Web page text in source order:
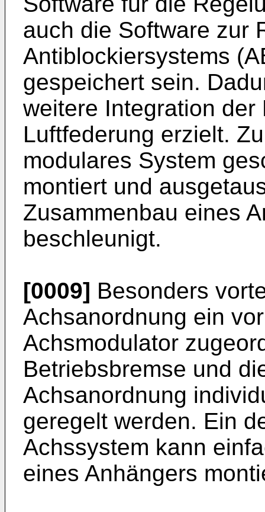
auch die Software zur
Antiblockiersystems
gespeichert sein.
weitere Integration
Luftfederung erzielt.
modulares System
montiert und
Zusammenbau eines
beschleunigt.
[0009] Besonders
Achsanordnung ein
Achsmodulator
Betriebsbremse und
Achsanordnung
geregelt werden. Ein
Achssystem kann
eines Anhängers